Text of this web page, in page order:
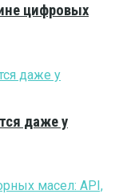
цифровых
даже у